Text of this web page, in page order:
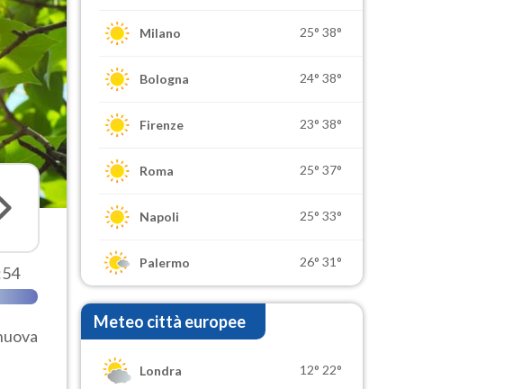
Milano 25° 38°
Bologna 24° 38°
Firenze 23° 38°
Roma 25° 37°
Napoli 25° 33°
Palermo 26° 31°
Meteo città europee
Londra 12° 22°